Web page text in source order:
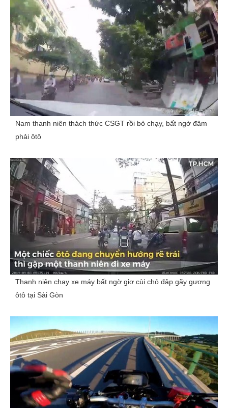
Nam thanh niên thách thức CSGT rồi bỏ chạy, bất ngờ đâm
phải ôtô
Thanh niên chạy xe máy bất ngờ giơ cùi chỏ đập gãy gương
ôtô tại Sài Gòn